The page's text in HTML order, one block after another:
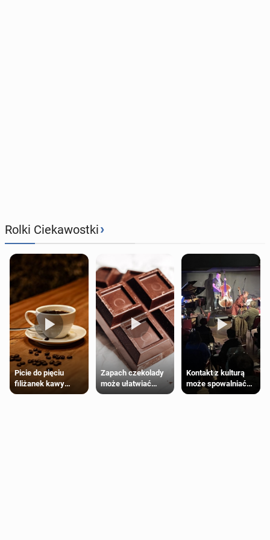
Rolki Ciekawostki›
Picie do pięciu
filiżanek kawy
dziennie jest
Zapach czekolady
może ułatwiać
trening siłowy
Kontakt z kulturą
może spowalniać
starzenie